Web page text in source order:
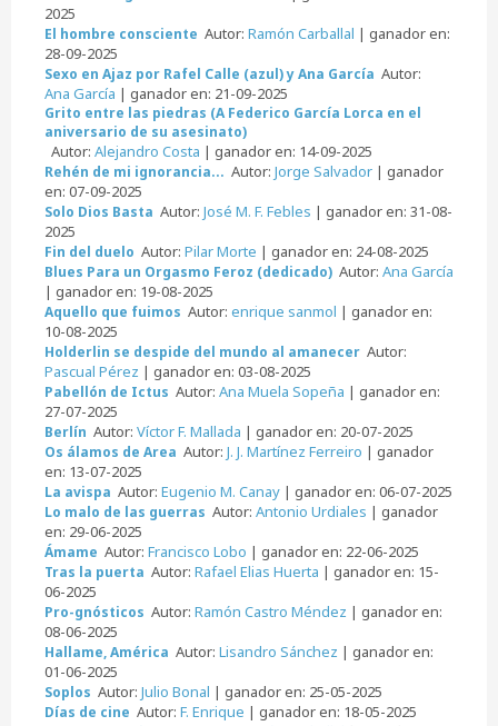
2025
El hombre consciente Autor: Ramón Carballal | ganador en:
28-09-2025
Sexo en Ajaz por Rafel Calle (azul) y Ana García Autor:
Ana García | ganador en: 21-09-2025
Grito entre las piedras (A Federico García Lorca en el
aniversario de su asesinato)
Autor: Alejandro Costa | ganador en: 14-09-2025
Rehén de mi ignorancia... Autor: Jorge Salvador | ganador
en: 07-09-2025
Solo Dios Basta Autor: José M. F. Febles | ganador en: 31-08-
2025
Fin del duelo Autor: Pilar Morte | ganador en: 24-08-2025
Blues Para un Orgasmo Feroz (dedicado) Autor: Ana García
| ganador en: 19-08-2025
Aquello que fuimos Autor: enrique sanmol | ganador en:
10-08-2025
Holderlin se despide del mundo al amanecer Autor:
Pascual Pérez | ganador en: 03-08-2025
Pabellón de Ictus Autor: Ana Muela Sopeña | ganador en:
27-07-2025
Berlín Autor: Víctor F. Mallada | ganador en: 20-07-2025
Os álamos de Area Autor: J. J. Martínez Ferreiro | ganador
en: 13-07-2025
La avispa Autor: Eugenio M. Canay | ganador en: 06-07-2025
Lo malo de las guerras Autor: Antonio Urdiales | ganador
en: 29-06-2025
Ámame Autor: Francisco Lobo | ganador en: 22-06-2025
Tras la puerta Autor: Rafael Elias Huerta | ganador en: 15-
06-2025
Pro-gnósticos Autor: Ramón Castro Méndez | ganador en:
08-06-2025
Hallame, América Autor: Lisandro Sánchez | ganador en:
01-06-2025
Soplos Autor: Julio Bonal | ganador en: 25-05-2025
Días de cine Autor: F. Enrique | ganador en: 18-05-2025